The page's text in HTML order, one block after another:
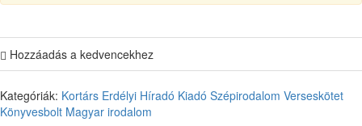
Hozzáadás a kedvencekhez
Kategóriák: Kortárs Erdélyi Híradó Kiadó Szépirodalom Verseskötet
Könyvesbolt Magyar irodalom